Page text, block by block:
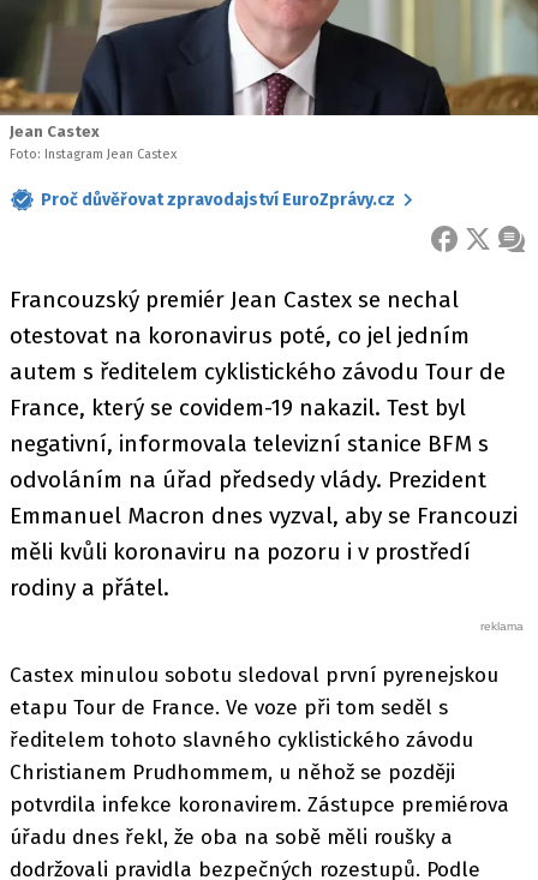
Jean Castex
Foto: Instagram Jean Castex
Proč důvěřovat zpravodajství EuroZprávy.cz
FACEBOOK
X
Francouzský premiér Jean Castex se nechal
otestovat na koronavirus poté, co jel jedním
autem s ředitelem cyklistického závodu Tour de
France, který se covidem-19 nakazil. Test byl
negativní, informovala televizní stanice BFM s
odvoláním na úřad předsedy vlády. Prezident
Emmanuel Macron dnes vyzval, aby se Francouzi
měli kvůli koronaviru na pozoru i v prostředí
rodiny a přátel.
Castex minulou sobotu sledoval první pyrenejskou
etapu Tour de France. Ve voze při tom seděl s
ředitelem tohoto slavného cyklistického závodu
Christianem Prudhommem, u něhož se později
potvrdila infekce koronavirem. Zástupce premiérova
úřadu dnes řekl, že oba na sobě měli roušky a
dodržovali pravidla bezpečných rozestupů. Podle